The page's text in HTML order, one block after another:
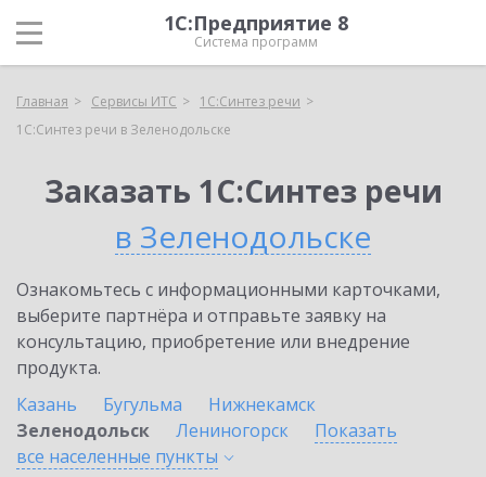
1С:Предприятие 8
Система программ
Главная Сервисы ИТС
1С:Синтез речи
1С:Синтез речи в Зеленодольске
Заказать 1С:Синтез речи
в Зеленодольске
Ознакомьтесь с информационными карточками,
выберите партнёра и отправьте заявку на
консультацию, приобретение или внедрение
продукта.
Казань
Бугульма
Нижнекамск
Зеленодольск
Лениногорск
Показать
все населенные пункты